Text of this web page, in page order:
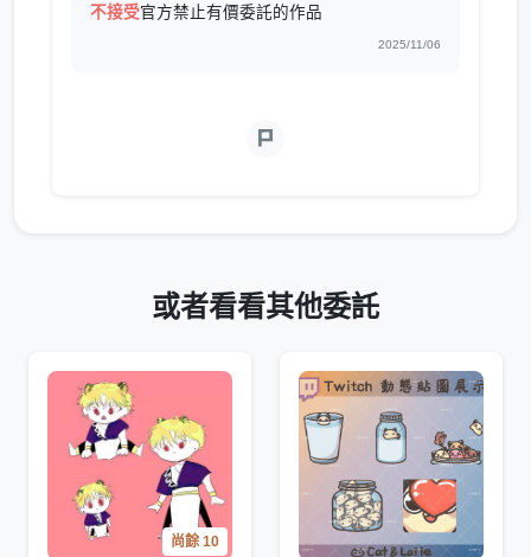
不接受官方禁止有價委託的作品
2025/11/06
或者看看其他委託
尚餘 10